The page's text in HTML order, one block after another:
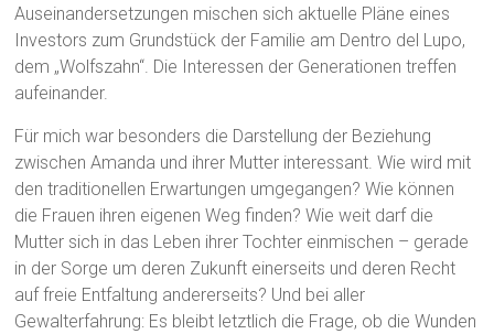
Auseinandersetzungen mischen sich aktuelle Pläne eines
Investors zum Grundstück der Familie am Dentro del Lupo,
dem „Wolfszahn“. Die Interessen der Generationen treffen
aufeinander.
Für mich war besonders die Darstellung der Beziehung
zwischen Amanda und ihrer Mutter interessant. Wie wird mit
den traditionellen Erwartungen umgegangen? Wie können
die Frauen ihren eigenen Weg finden? Wie weit darf die
Mutter sich in das Leben ihrer Tochter einmischen – gerade
in der Sorge um deren Zukunft einerseits und deren Recht
auf freie Entfaltung andererseits? Und bei aller
Gewalterfahrung: Es bleibt letztlich die Frage, ob die Wunden